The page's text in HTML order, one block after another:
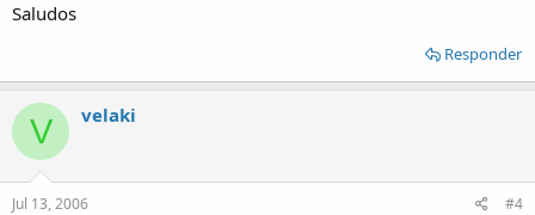
Saludos
Responder
V velaki
Jul 13, 2006 #4